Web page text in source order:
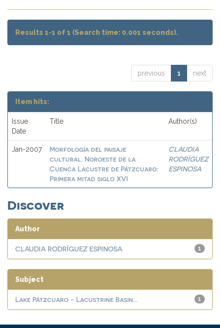
Results 1-1 of 1 (Search time: 0.001 seconds).
previous 1 next
Item hits:
Issue
Date
Title Author(s)
Jan-2007
Morfología del paisaje
cultural. Noroeste de la
Cuenca Lacustre de Pátzcuaro:
Primera mitad siglo XVI
CLAUDIA
RODRÍGUEZ
ESPINOSA
Discover
Author
1
CLAUDIA RODRÍGUEZ ESPINOSA
Subject
1
Lake Pátzcuaro - Lacustrine Basin...